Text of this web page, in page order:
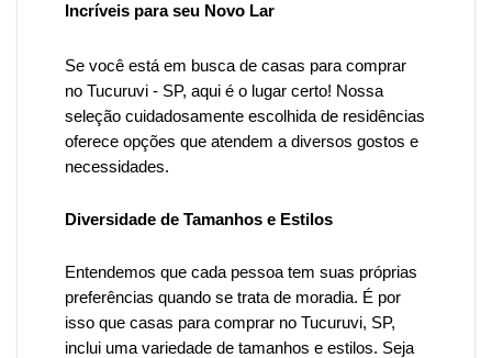
Incríveis para seu Novo Lar
Se você está em busca de casas para comprar
no Tucuruvi - SP, aqui é o lugar certo! Nossa
seleção cuidadosamente escolhida de residências
oferece opções que atendem a diversos gostos e
necessidades.
Diversidade de Tamanhos e Estilos
Entendemos que cada pessoa tem suas próprias
preferências quando se trata de moradia. É por
isso que casas para comprar no Tucuruvi, SP,
inclui uma variedade de tamanhos e estilos. Seja